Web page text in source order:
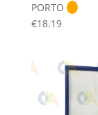
PORTO
€18.19